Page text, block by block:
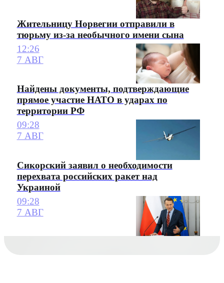
Жительницу Норвегии отправили в
тюрьму из-за необычного имени сына
12:26
7 АВГ
Найдены документы, подтверждающие
прямое участие НАТО в ударах по
территории РФ
09:28
7 АВГ
Сикорский заявил о необходимости
перехвата российских ракет над
Украиной
09:28
7 АВГ